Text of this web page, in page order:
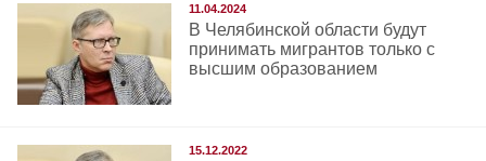
11.04.2024
В Челябинской области будут
принимать мигрантов только с
высшим образованием
15.12.2022